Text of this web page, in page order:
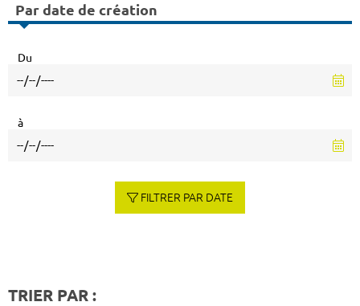
Par date de création
Du
à
FILTRER PAR DATE
TRIER PAR :